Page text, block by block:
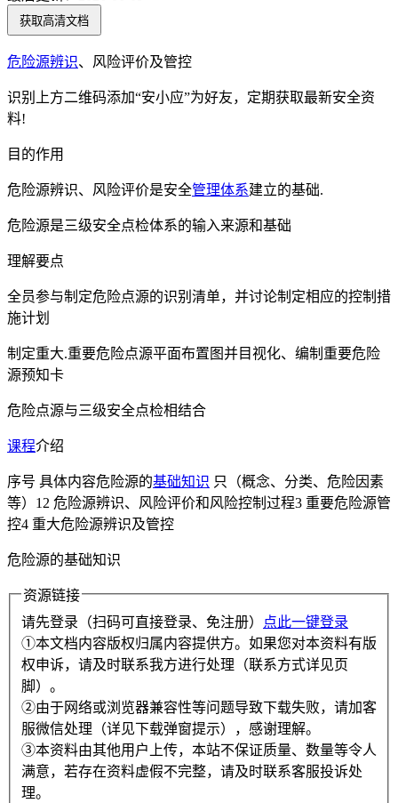
获取高清文档
危险源辨识、风险评价及管控
识别上方二维码添加“安小应”为好友，定期获取最新安全资
料!
目的作用
危险源辨识、风险评价是安全管理体系建立的基础.
危险源是三级安全点检体系的输入来源和基础
理解要点
全员参与制定危险点源的识别清单，并讨论制定相应的控制措
施计划
制定重大.重要危险点源平面布置图并目视化、编制重要危险
源预知卡
危险点源与三级安全点检相结合
课程介绍
序号 具体内容危险源的基础知识 只（概念、分类、危险因素
等）12 危险源辨识、风险评价和风险控制过程3 重要危险源管
控4 重大危险源辨识及管控
危险源的基础知识
资源链接
请先登录（扫码可直接登录、免注册）
点此一键登录
①本文档内容版权归属内容提供方。如果您对本资料有版
权申诉，请及时联系我方进行处理（联系方式详见页
脚）。
②由于网络或浏览器兼容性等问题导致下载失败，请加客
服微信处理（详见下载弹窗提示），感谢理解。
③本资料由其他用户上传，本站不保证质量、数量等令人
满意，若存在资料虚假不完整，请及时联系客服投诉处
理。